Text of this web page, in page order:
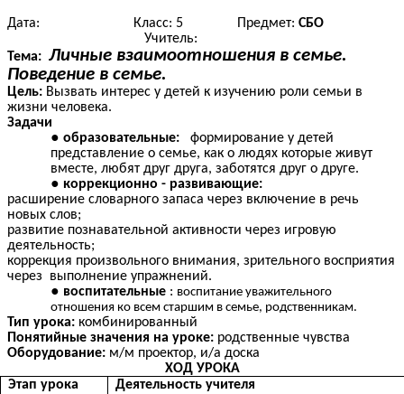
Дата: Класс: 5 Предмет: СБО
Учитель:
Тема: Личные взаимоотношения в семье.
Поведение в семье.
Цель: Вызвать интерес у детей к изучению роли семьи в
жизни человека.
Задачи
образовательные: формирование у детей
представление о семье, как о людях которые живут
вместе, любят друг друга, заботятся друг о друге.
коррекционно - развивающие:
расширение словарного запаса через включение в речь
новых слов;
развитие познавательной активности через игровую
деятельность;
коррекция произвольного внимания, зрительного восприятия
через выполнение упражнений.
воспитательные : воспитание уважительного
отношения ко всем старшим в семье, родственникам.
Тип урока: комбинированный
Понятийные значения на уроке: родственные чувства
Оборудование: м/м проектор, и/а доска
ХОД УРОКА
Этап урока
Деятельность учителя